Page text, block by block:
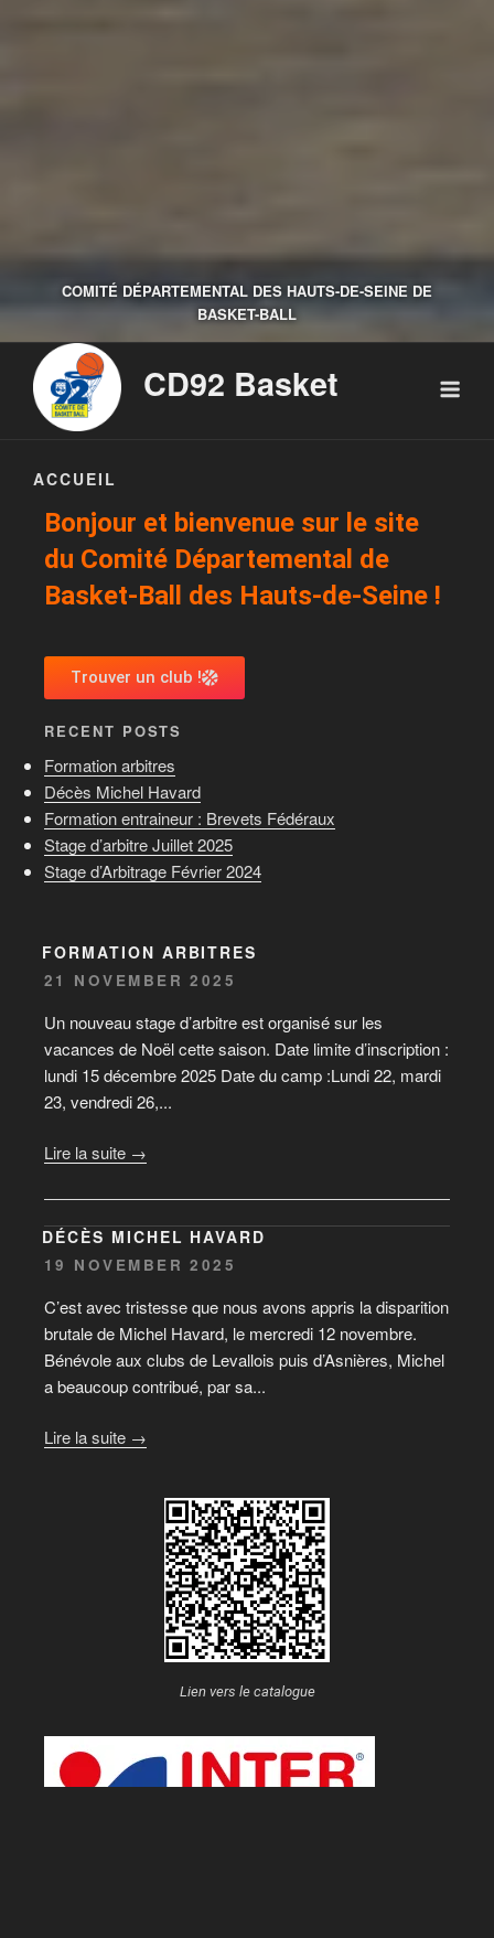
COMITÉ DÉPARTEMENTAL DES HAUTS-DE-SEINE DE
BASKET-BALL
CD92 Basket
ACCUEIL
Bonjour et bienvenue sur le site
du Comité Départemental de
Basket-Ball des Hauts-de-Seine !
Trouver un club !
RECENT POSTS
Formation arbitres
Décès Michel Havard
Formation entraineur : Brevets Fédéraux
Stage d’arbitre Juillet 2025
Stage d’Arbitrage Février 2024
FORMATION ARBITRES
21 NOVEMBER 2025
Un nouveau stage d’arbitre est organisé sur les
vacances de Noël cette saison. Date limite d’inscription :
lundi 15 décembre 2025 Date du camp :Lundi 22, mardi
23, vendredi 26,...
Lire la suite →
DÉCÈS MICHEL HAVARD
19 NOVEMBER 2025
C’est avec tristesse que nous avons appris la disparition
brutale de Michel Havard, le mercredi 12 novembre.
Bénévole aux clubs de Levallois puis d’Asnières, Michel
a beaucoup contribué, par sa...
Lire la suite →
Lien vers le catalogue